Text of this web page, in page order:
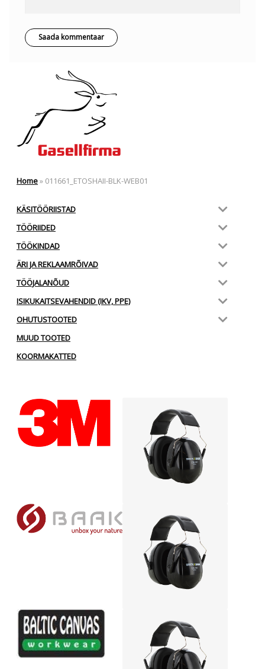
Home» 011661_ETOSHAII-BLK-WEB01
KÄSITÖÖRIISTAD
TÖÖRIIDED
TÖÖKINDAD
ÄRI JA REKLAAMRÕIVAD
TÖÖJALANÕUD
ISIKUKAITSEVAHENDID (IKV, PPE)
OHUTUSTOOTED
MUUD TOOTED
KOORMAKATTED